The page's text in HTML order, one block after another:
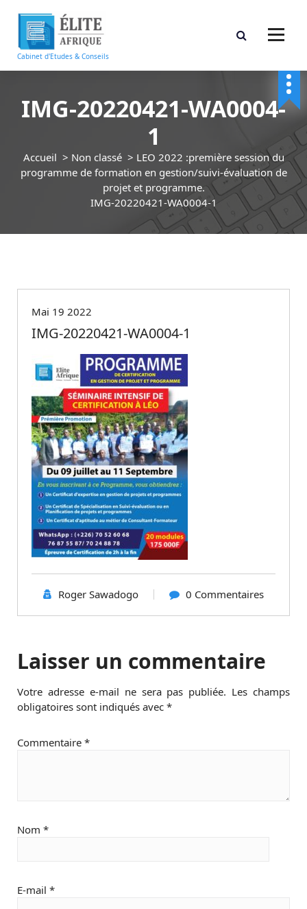
r
Cabinet d'Etudes & Conseils
IMG-20220421-WA0004-
1
Accueil > Non classé> LEO 2022 :première session du
programme de formation en gestion/suivi-évaluation de
projet et programme.
IMG-20220421-WA0004-1
Mai 19 2022
IMG-20220421-WA0004-1
Roger Sawadogo 0 Commentaires
Laisser un commentaire
Votre adresse e-mail ne sera pas publiée. Les champs
obligatoires sont indiqués avec *
Commentaire *
Nom *
E-mail *